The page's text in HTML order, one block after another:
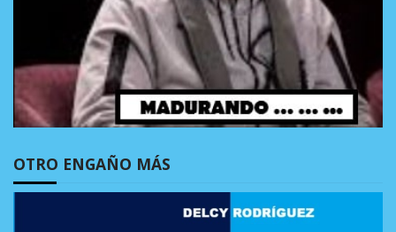
OTRO ENGAÑO MÁS